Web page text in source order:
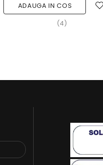
ADAUGA IN COS
(3)